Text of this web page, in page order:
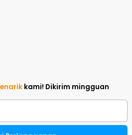
kami! Dikirim mingguan